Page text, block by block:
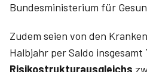
Bundesministerium für
Zudem seien von den
Halbjahr per Saldo insgesamt
Risikostrukturausgleichs